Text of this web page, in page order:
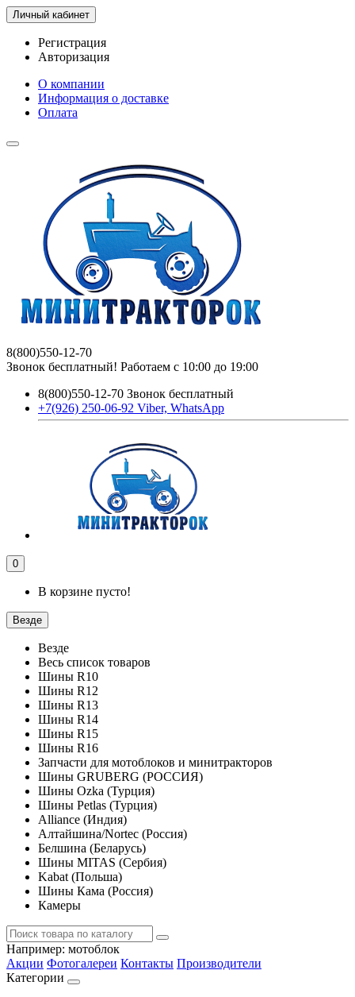
Личный кабинет
Регистрация
Авторизация
О компании
Информация о доставке
Оплата
8(800)550-12-70
Звонок бесплатный! Работаем с 10:00 до 19:00
8(800)550-12-70 Звонок бесплатный
+7(926) 250-06-92 Viber, WhatsApp
0
В корзине пусто!
Везде
Везде
Весь список товаров
Шины R10
Шины R12
Шины R13
Шины R14
Шины R15
Шины R16
Запчасти для мотоблоков и минитракторов
Шины GRUBERG (РОССИЯ)
Шины Ozka (Турция)
Шины Petlas (Турция)
Alliance (Индия)
Алтайшина/Nortec (Россия)
Белшина (Беларусь)
Шины MITAS (Сербия)
Kabat (Польша)
Шины Кама (Россия)
Камеры
Например: мотоблок
Акции Фотогалереи Контакты Производители
Категории